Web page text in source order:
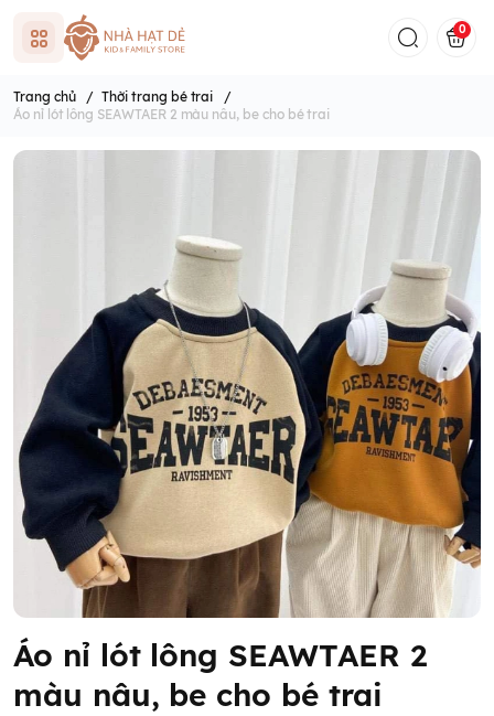
0
Trang chủ / Thời trang bé trai
/
Áo nỉ lót lông SEAWTAER 2 màu nâu, be cho bé trai
Áo nỉ lót lông SEAWTAER 2
màu nâu, be cho bé trai